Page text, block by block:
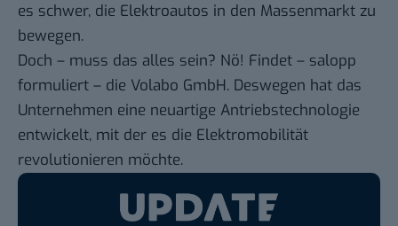
es schwer, die Elektroautos in den Massenmarkt zu
bewegen.
Doch – muss das alles sein? Nö! Findet – salopp
formuliert – die Volabo GmbH. Deswegen hat das
Unternehmen eine neuartige Antriebstechnologie
entwickelt, mit der es die Elektromobilität
revolutionieren möchte.